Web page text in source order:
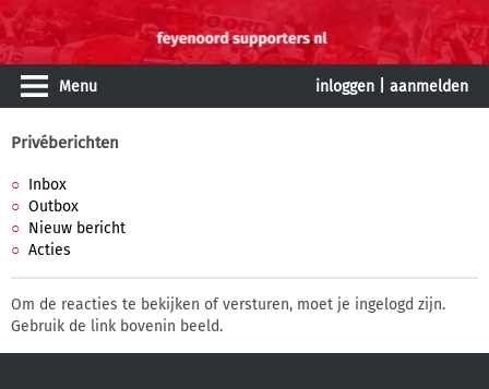
Menu inloggen aanmelden
Privéberichten
Inbox
Outbox
Nieuw bericht
Acties
Om de reacties te bekijken of versturen, moet je ingelogd zijn.
Gebruik de link bovenin beeld.